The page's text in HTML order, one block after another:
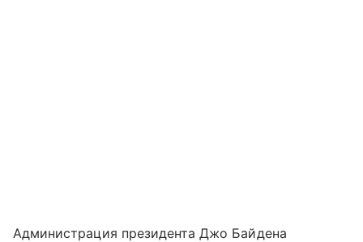
Администрация президента Джо Байдена